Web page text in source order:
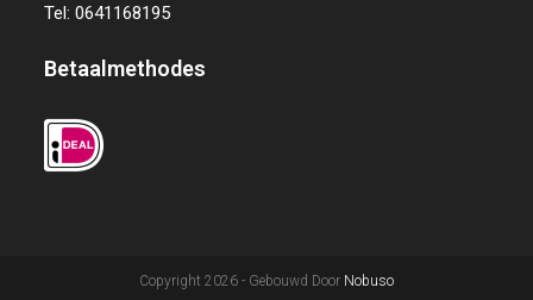
Tel: 0641168195
Betaalmethodes
Copyright 2026 - Gebouwd Door Nobuso